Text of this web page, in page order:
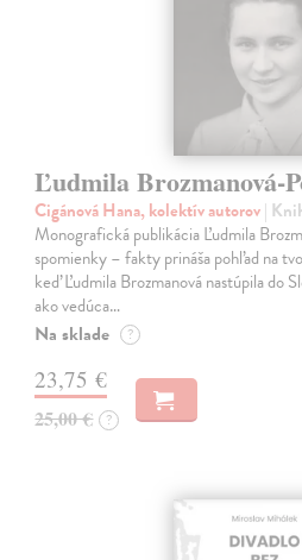
Ľudmila Brozmanová-
Cigánová Hana, kolektív autorov|
Monografická publikácia Ľudmila
spomienky – fakty prináša pohľad na
keď Ľudmila Brozmanová nastúpila do
ako vedúca…
Na sklade ?
23,75 €
25,00 € ?